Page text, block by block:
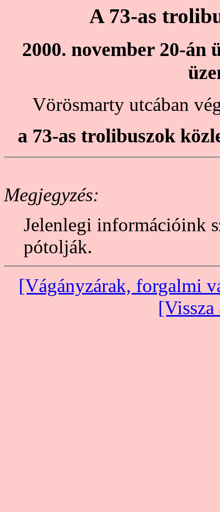
A 73-as
2000. november 20-án
Vörösmarty utcában
a 73-as trolibuszok
Megjegyzés:
Jelenlegi információink
pótolják.
[Vágányzárak, forgalmi
[Vissza